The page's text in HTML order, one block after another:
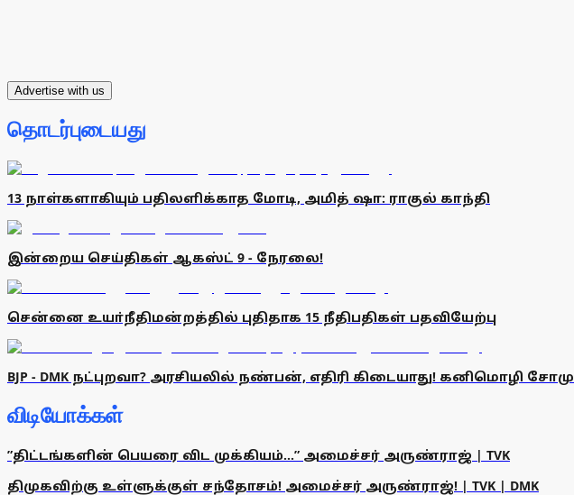
Advertise with us
தொடர்புடையது
13 நாள்களாகியும் பதிலளிக்காத மோடி, அமித் ஷா: ராகுல் காந்தி
இன்றைய செய்திகள் ஆகஸ்ட் 9 - நேரலை!
சென்னை உயா்நீதிமன்றத்தில் புதிதாக 15 நீதிபதிகள் பதவியேற்பு
BJP - DMK நட்புறவா? அரசியலில் நண்பன், எதிரி கிடையாது! கனிமொழி சோமு
விடியோக்கள்
”திட்டங்களின் பெயரை விட முக்கியம்...” அமைச்சர் அருண்ராஜ் | TVK
திமுகவிற்கு உள்ளுக்குள் சந்தோசம்! அமைச்சர் அருண்ராஜ்! | TVK | DMK